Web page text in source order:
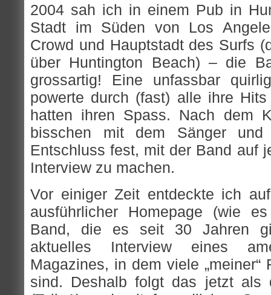
2004 sah ich in einem Pub in
Stadt im Süden von Los
Crowd und Hauptstadt des Surfs
über Huntington Beach) – die
grossartig! Eine unfassbar
powerte durch (fast) alle ihre
hatten ihren Spass. Nach dem
bisschen mit dem Sänger
Entschluss fest, mit der Band auf
Interview zu machen.
Vor einiger Zeit entdeckte ich
ausführlicher Homepage (wie
Band, die es seit 30 Jahren
aktuelles Interview eines
Magazines, in dem viele „meiner“
sind. Deshalb folgt das jetzt als